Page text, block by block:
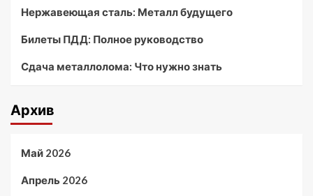
Нержавеющая сталь: Металл будущего
Билеты ПДД: Полное руководство
Сдача металлолома: Что нужно знать
Архив
Май 2026
Апрель 2026